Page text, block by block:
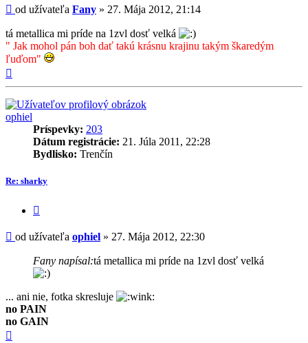
Príspevok
od užívateľa Fany » 27. Mája 2012, 21:14
tá metallica mi príde na 1zvl dosť velká
" Jak mohol pán boh dať takú krásnu krajinu takým škaredým
ľuďom"
ophiel
Príspevky: 203
Dátum registrácie: 21. Júla 2011, 22:28
Bydlisko: Trenčín
Re: sharky
Príspevok
od užívateľa ophiel » 27. Mája 2012, 22:30
Fany napísal:tá metallica mi príde na 1zvl dosť velká
... ani nie, fotka skresluje
no PAIN
no GAIN